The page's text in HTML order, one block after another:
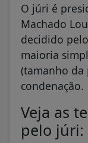
O júri é
Machado
decidido
maioria
(tamanho da
condenação.
Veja as
pelo júri: